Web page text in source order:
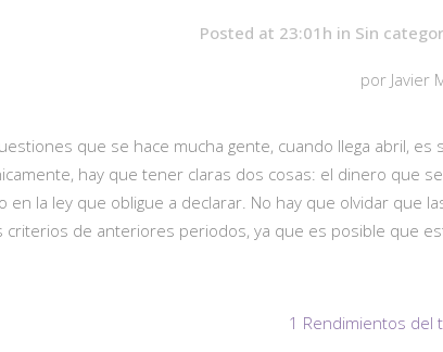
Posted at 23:01h in Sin
por Javier
que se hace mucha gente, cuando llega abril, es
hay que tener claras dos cosas: el dinero que
en la ley que obligue a declarar. No hay que olvidar que
criterios de anteriores periodos, ya que es posible que
1 Rendimientos del